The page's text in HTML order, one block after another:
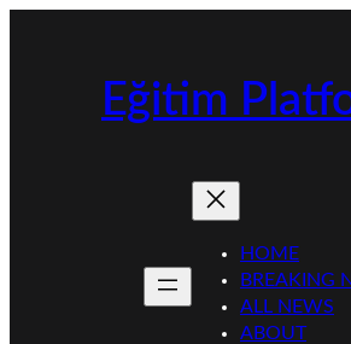
Eğitim
HOME
BREAKING
ALL NEWS
ABOUT